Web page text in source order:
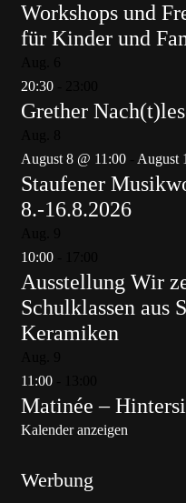
Workshops und
für Kinder und
20:30
Grether
August 8 @ 11:00
August
Staufener
8.-16.8.2026
10:00
Ausstellung Wir
Schulklassen aus
Keramiken
11:00
Matinée –
Kalender anzeigen
Werbung